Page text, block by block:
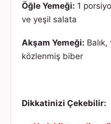
Öğle Yemeği: 1
ve yeşil salata
Akşam Yemeği:
közlenmiş biber
Dikkatinizi Çekebilir: